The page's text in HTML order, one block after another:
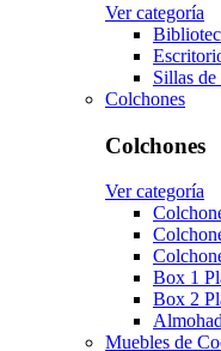
Ver categoría
Sillas
Colchones
Colchones
Ver categoría
Box 1
Box 2
Muebles de